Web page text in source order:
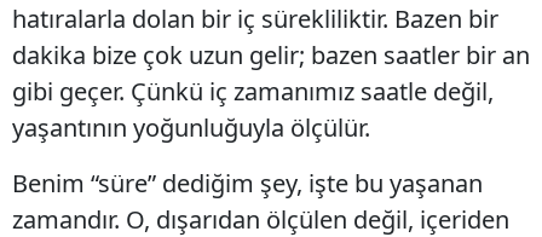
hatıralarla dolan bir iç sürekliliktir. Bazen bir
dakika bize çok uzun gelir; bazen saatler bir an
gibi geçer. Çünkü iç zamanımız saatle değil,
yaşantının yoğunluğuyla ölçülür.
Benim “süre” dediğim şey, işte bu yaşanan
zamandır. O, dışarıdan ölçülen değil, içeriden